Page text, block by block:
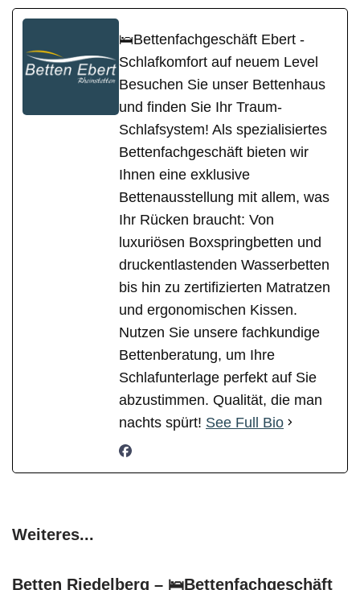
🛌Bettenfachgeschäft Ebert -
Schlafkomfort auf neuem Level
Besuchen Sie unser Bettenhaus
und finden Sie Ihr Traum-
Schlafsystem! Als spezialisiertes
Bettenfachgeschäft bieten wir
Ihnen eine exklusive
Bettenausstellung mit allem, was
Ihr Rücken braucht: Von
luxuriösen Boxspringbetten und
druckentlastenden Wasserbetten
bis hin zu zertifizierten Matratzen
und ergonomischen Kissen.
Nutzen Sie unsere fachkundige
Bettenberatung, um Ihre
Schlafunterlage perfekt auf Sie
abzustimmen. Qualität, die man
nachts spürt! See Full Bio
Weiteres...
Betten Riedelberg – 🛌Bettenfachgeschäft